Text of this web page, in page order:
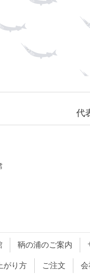
代
鞆の浦のご案内
がり方 ご注文 会